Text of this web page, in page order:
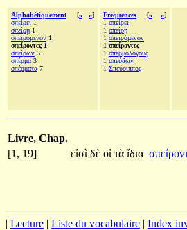
Alphabétiquement [« »]
σπείρει 1
σπείρῃ 1
σπειρόμενον 1
σπείροντες 1
σπείρων 3
σπέρμα 3
σπέρματα 7
Fréquences [« »]
1 σπείρει
1 σπείρῃ
1 σπειρόμενον
1 σπείροντες
1 σπερμολόγους
1 σπεύδων
1 Σπεύσιππος
Livre, Chap.
[1, 19]
εἰσὶ δὲ οἱ τὰ ἴδια
| Lecture | Liste du vocabulaire | Index